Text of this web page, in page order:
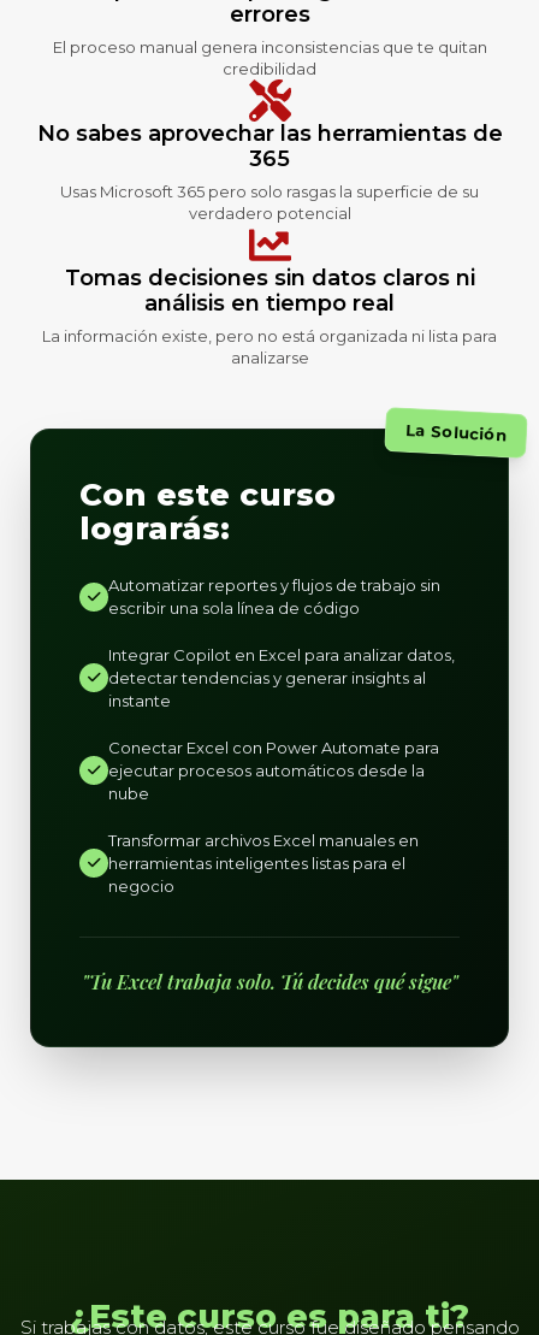
errores
El proceso manual genera inconsistencias que te quitan
credibilidad
No sabes aprovechar las herramientas de
365
Usas Microsoft 365 pero solo rasgas la superficie de su
verdadero potencial
Tomas decisiones sin datos claros ni
análisis en tiempo real
La información existe, pero no está organizada ni lista para
analizarse
La Solución
Con este curso
lograrás:
Automatizar reportes y flujos de trabajo sin
escribir una sola línea de código
Integrar Copilot en Excel para analizar datos,
detectar tendencias y generar insights al
instante
Conectar Excel con Power Automate para
ejecutar procesos automáticos desde la
nube
Transformar archivos Excel manuales en
herramientas inteligentes listas para el
negocio
"Tu Excel trabaja solo. Tú decides qué sigue"
¿Este curso es para ti?
Si trabajas con datos, este curso fue diseñado pensando